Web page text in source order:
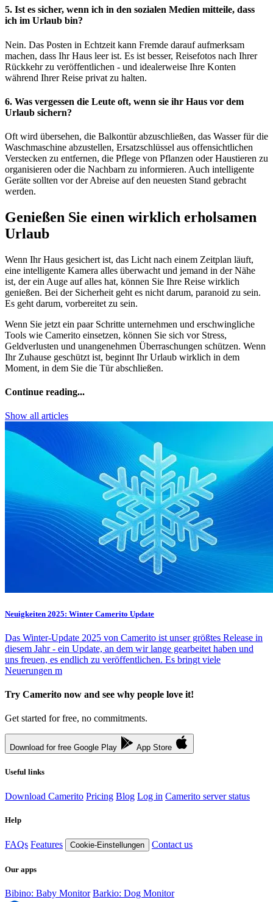
5. Ist es sicher, wenn ich in den sozialen Medien mitteile, dass
ich im Urlaub bin?
Nein. Das Posten in Echtzeit kann Fremde darauf aufmerksam
machen, dass Ihr Haus leer ist. Es ist besser, Reisefotos nach Ihrer
Rückkehr zu veröffentlichen - und idealerweise Ihre Konten
während Ihrer Reise privat zu halten.
6. Was vergessen die Leute oft, wenn sie ihr Haus vor dem
Urlaub sichern?
Oft wird übersehen, die Balkontür abzuschließen, das Wasser für die
Waschmaschine abzustellen, Ersatzschlüssel aus offensichtlichen
Verstecken zu entfernen, die Pflege von Pflanzen oder Haustieren zu
organisieren oder die Nachbarn zu informieren. Auch intelligente
Geräte sollten vor der Abreise auf den neuesten Stand gebracht
werden.
Genießen Sie einen wirklich erholsamen
Urlaub
Wenn Ihr Haus gesichert ist, das Licht nach einem Zeitplan läuft,
eine intelligente Kamera alles überwacht und jemand in der Nähe
ist, der ein Auge auf alles hat, können Sie Ihre Reise wirklich
genießen. Bei der Sicherheit geht es nicht darum, paranoid zu sein.
Es geht darum, vorbereitet zu sein.
Wenn Sie jetzt ein paar Schritte unternehmen und erschwingliche
Tools wie Camerito einsetzen, können Sie sich vor Stress,
Geldverlusten und unangenehmen Überraschungen schützen. Wenn
Ihr Zuhause geschützt ist, beginnt Ihr Urlaub wirklich in dem
Moment, in dem Sie die Tür abschließen.
Continue reading...
Show all articles
Neuigkeiten 2025: Winter Camerito Update
Das Winter-Update 2025 von Camerito ist unser größtes Release in
diesem Jahr - ein Update, an dem wir lange gearbeitet haben und
uns freuen, es endlich zu veröffentlichen. Es bringt viele
Neuerungen m
Try Camerito now and see why people love it!
Get started for free, no commitments.
Download for free Google Play App Store
Useful links
Download Camerito Pricing Blog Log in Camerito server status
Help
FAQs Features Cookie-Einstellungen Contact us
Our apps
Bibino: Baby Monitor Barkio: Dog Monitor